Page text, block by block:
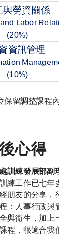
與勞資關係
Labor
(20%)
資訊管理
(10%)
保留調整課程
心得
訓練發展部副
練工作已七年
朋友的分享
：人事行政與
與衞生，加上
程，很適合